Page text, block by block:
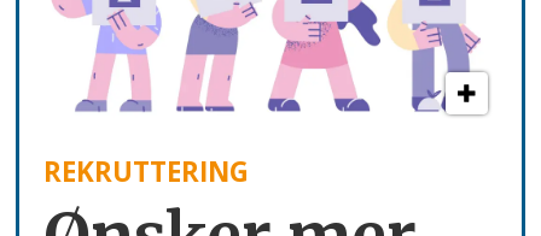
REKRUTTERING